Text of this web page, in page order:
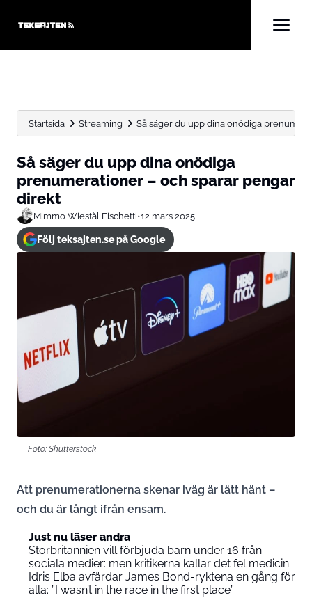
Startsida Streaming Så säger du upp dina onödiga
Så säger du upp dina onödiga
prenumerationer – och sparar pengar
direkt
Mimmo Wiestål Fischetti•12 mars 2025
Följ teksajten.se på Google
Foto: Shutterstock
Att prenumerationerna skenar iväg är lätt hänt –
och du är långt ifrån ensam.
Just nu läser andra
Storbritannien vill förbjuda barn under 16 från
sociala medier: men kritikerna kallar det fel medicin
Idris Elba avfärdar James Bond-ryktena en gång för
alla: ”I wasn’t in the race in the first place”